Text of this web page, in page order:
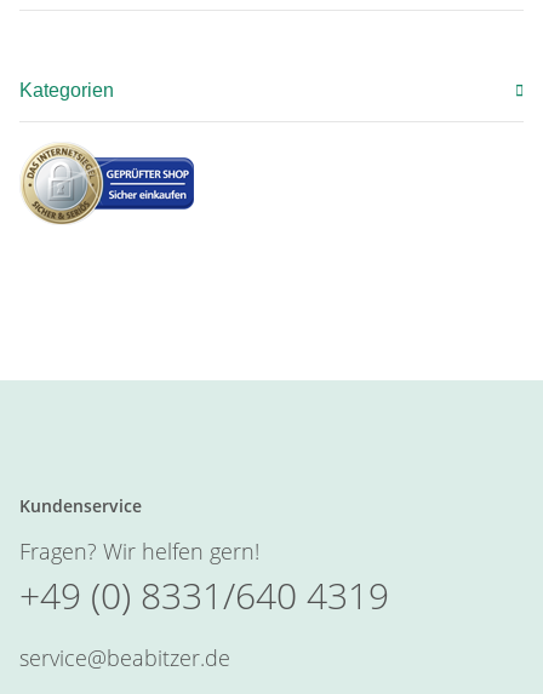
Kategorien
Kundenservice
Fragen? Wir helfen gern!
+49 (0) 8331/640 4319
service@beabitzer.de